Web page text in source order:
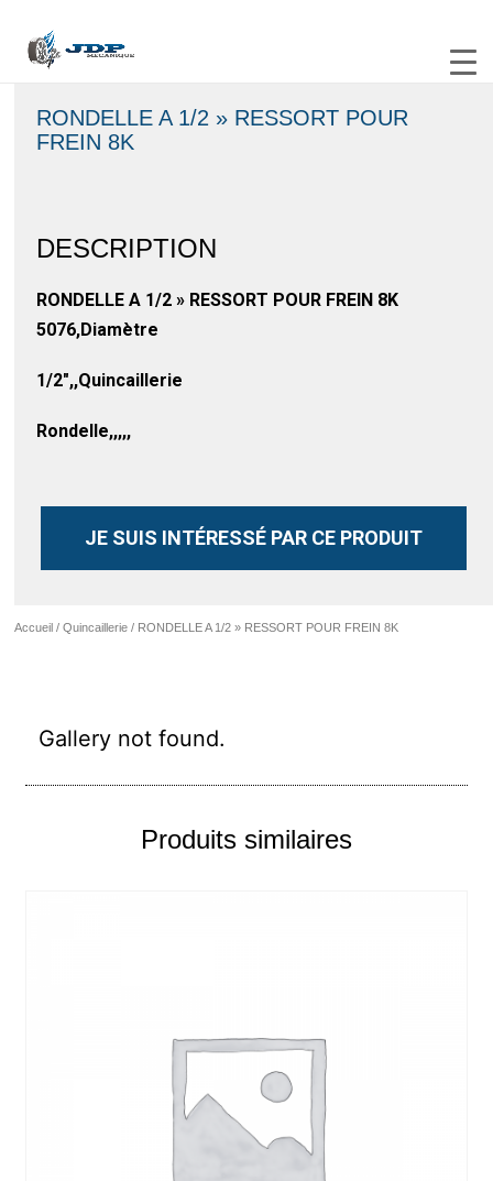
Accueil /Quincaillerie / RONDELLE A 1/2 » RESSORT POUR FREIN 8K
Gallery not found.
RONDELLE A 1/2 » RESSORT POUR
FREIN 8K
DESCRIPTION
RONDELLE A 1/2 » RESSORT POUR FREIN 8K
5076,Diamètre
1/2″,,Quincaillerie
Rondelle,,,,,
JE SUIS INTÉRESSÉ PAR CE PRODUIT
Produits similaires